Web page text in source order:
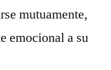
mutuamente,
emocional a su